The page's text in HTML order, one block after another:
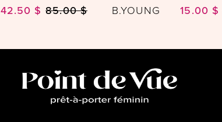
42.50 $ 85.00 $ B.YOUNG 15.00 $